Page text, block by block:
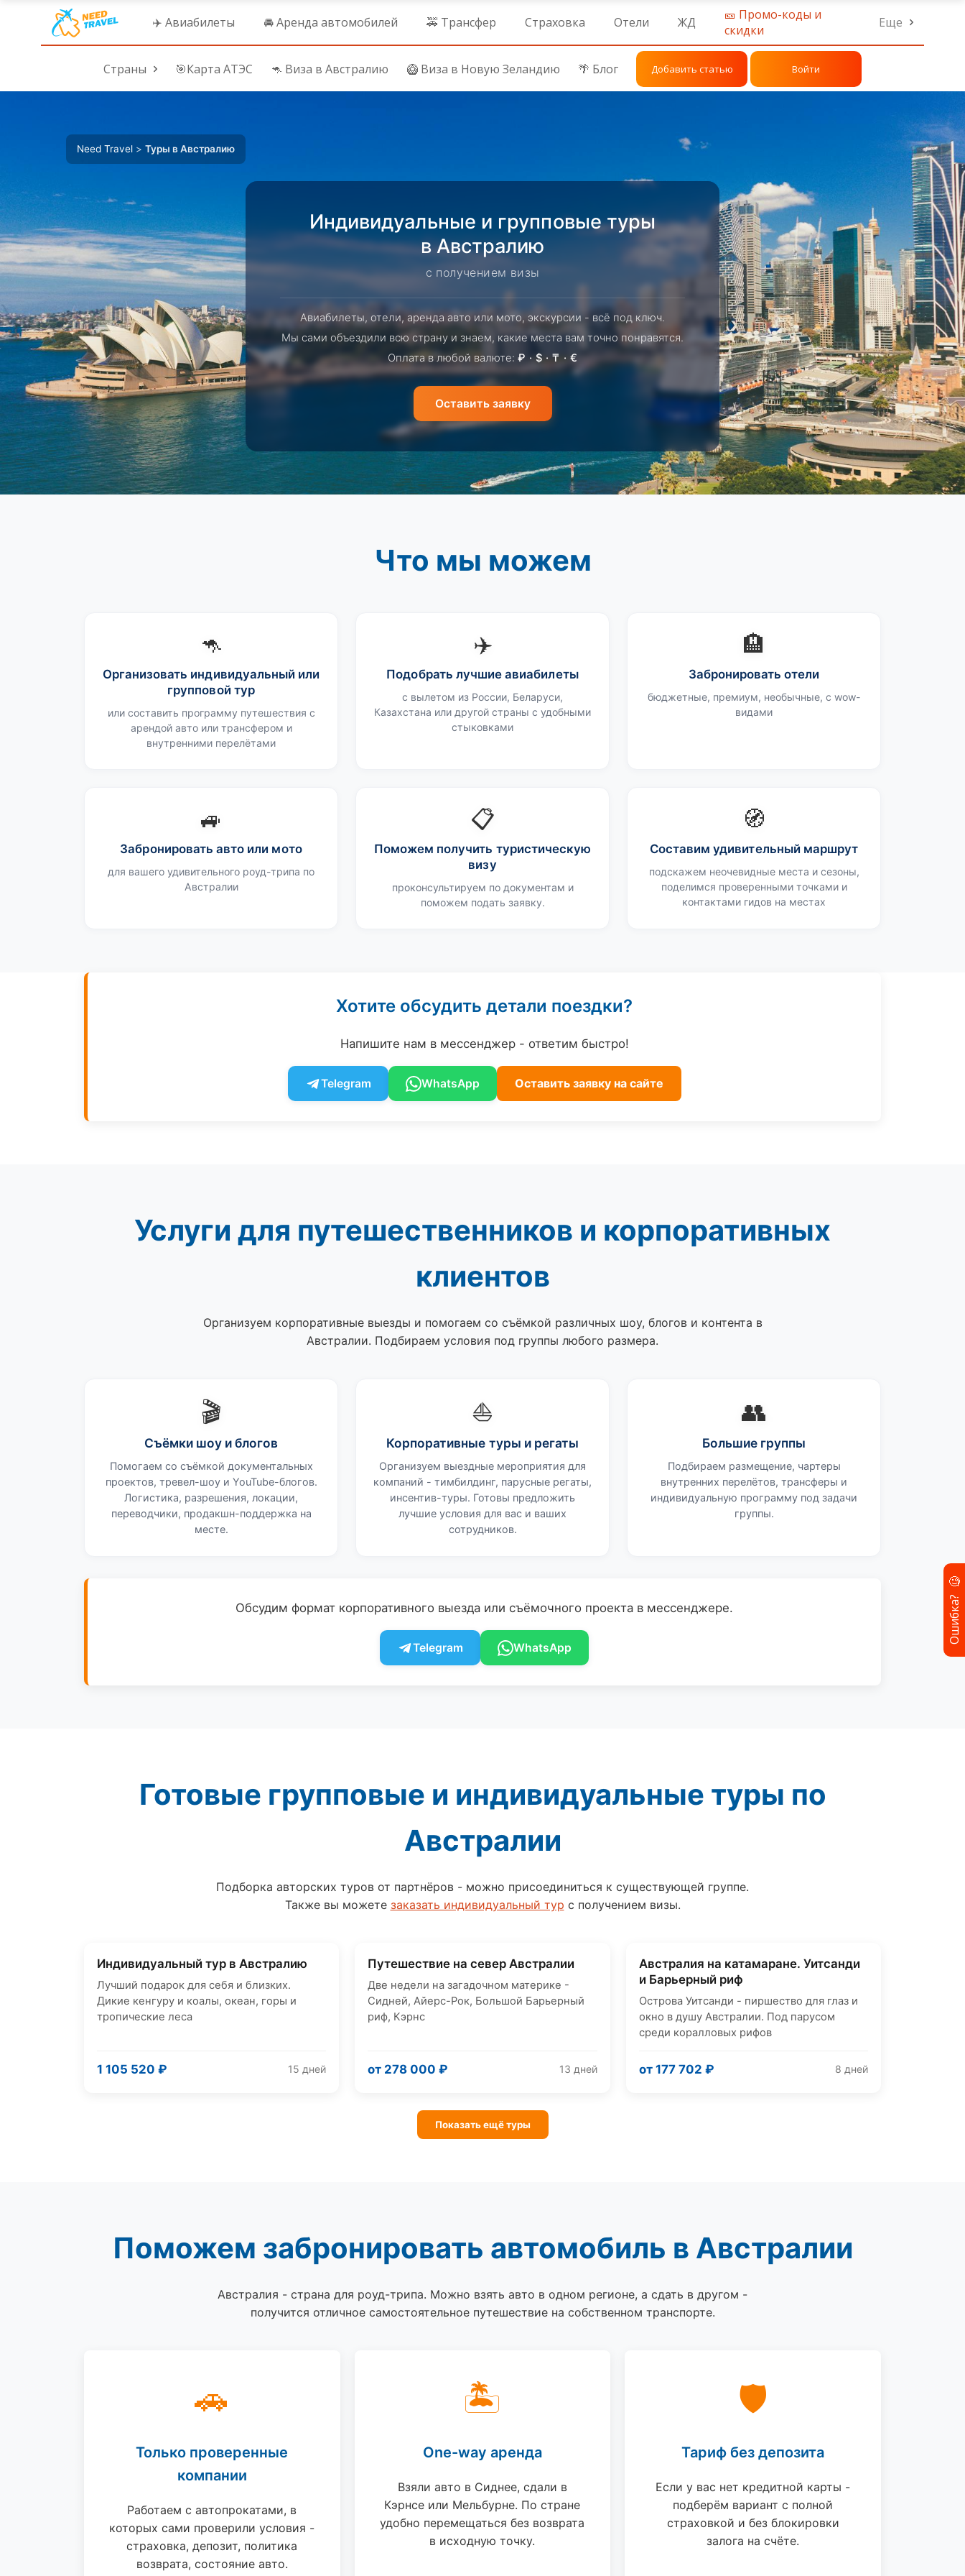
✈️ Авиабилеты 🚘 Аренда автомобилей 🚕 Трансфер Страховка Отели ЖД
🎫 Промо-коды и
скидки
Еще
Страны 🎯Карта АТЭС 🦘 Виза в Австралию 🥝 Виза в Новую Зеландию 🌴 Блог Добавить статью Войти
Need Travel > Туры в Австралию
Индивидуальные и групповые туры
в Австралию
с получением визы
Авиабилеты, отели, аренда авто или мото, экскурсии - всё под ключ.
Мы сами объездили всю страну и знаем, какие места вам точно понравятся.
Оплата в любой валюте: ₽ · $ · ₸ · €
Оставить заявку
Что мы можем
🦘
Организовать индивидуальный или
групповой тур
или составить программу путешествия с
арендой авто или трансфером и
внутренними перелётами
✈️
Подобрать лучшие авиабилеты
с вылетом из России, Беларуси,
Казахстана или другой страны с удобными
стыковками
🏨
Забронировать отели
бюджетные, премиум, необычные, с wow-
видами
🚙
Забронировать авто или мото
для вашего удивительного роуд-трипа по
Австралии
📋
Поможем получить туристическую
визу
проконсультируем по документам и
поможем подать заявку.
🧭
Составим удивительный маршрут
подскажем неочевидные места и сезоны,
поделимся проверенными точками и
контактами гидов на местах
Хотите обсудить детали поездки?
Напишите нам в мессенджер - ответим быстро!
Telegram WhatsApp Оставить заявку на сайте
Услуги для путешественников и корпоративных
клиентов
Организуем корпоративные выезды и помогаем со съёмкой различных шоу, блогов и контента в
Австралии. Подбираем условия под группы любого размера.
🎬
Съёмки шоу и блогов
Помогаем со съёмкой документальных
проектов, тревел-шоу и YouTube-блогов.
Логистика, разрешения, локации,
переводчики, продакшн-поддержка на
месте.
⛵
Корпоративные туры и регаты
Организуем выездные мероприятия для
компаний - тимбилдинг, парусные регаты,
инсентив-туры. Готовы предложить
лучшие условия для вас и ваших
сотрудников.
👥
Большие группы
Подбираем размещение, чартеры
внутренних перелётов, трансферы и
индивидуальную программу под задачи
группы.
Обсудим формат корпоративного выезда или съёмочного проекта в мессенджере.
Telegram WhatsApp
Готовые групповые и индивидуальные туры по
Австралии
Подборка авторских туров от партнёров - можно присоединиться к существующей группе.
Также вы можете заказать индивидуальный тур с получением визы.
Авторский
Индивидуальный тур в Австралию
Лучший подарок для себя и близких.
Дикие кенгуру и коалы, океан, горы и
тропические леса
1 105 520 ₽ 15 дней
Групповой
Путешествие на север Австралии
Две недели на загадочном материке -
Сидней, Айерс-Рок, Большой Барьерный
риф, Кэрнс
от 278 000 ₽ 13 дней
Яхтинг
Австралия на катамаране. Уитсанди
и Барьерный риф
Острова Уитсанди - пиршество для глаз и
окно в душу Австралии. Под парусом
среди коралловых рифов
от 177 702 ₽ 8 дней
Показать ещё туры
Поможем забронировать автомобиль в Австралии
Австралия - страна для роуд-трипа. Можно взять авто в одном регионе, а сдать в другом -
получится отличное самостоятельное путешествие на собственном транспорте.
🚗
Только проверенные
компании
Работаем с автопрокатами, в
которых сами проверили условия -
страховка, депозит, политика
возврата, состояние авто.
🏝
One-way аренда
Взяли авто в Сиднее, сдали в
Кэрнсе или Мельбурне. По стране
удобно перемещаться без возврата
в исходную точку.
🛡
Тариф без депозита
Если у вас нет кредитной карты -
подберём вариант с полной
страховкой и без блокировки
залога на счёте.
Ошибка?
🧐